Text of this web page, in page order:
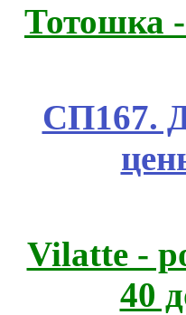
Тотошка
СП167.
Vilatte -
40